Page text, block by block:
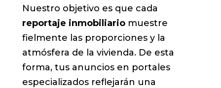
Nuestro objetivo es que cada
reportaje inmobiliariomuestre
fielmente las proporciones y la
atmósfera de la vivienda. De esta
forma, tus anuncios en portales
especializados reflejarán una